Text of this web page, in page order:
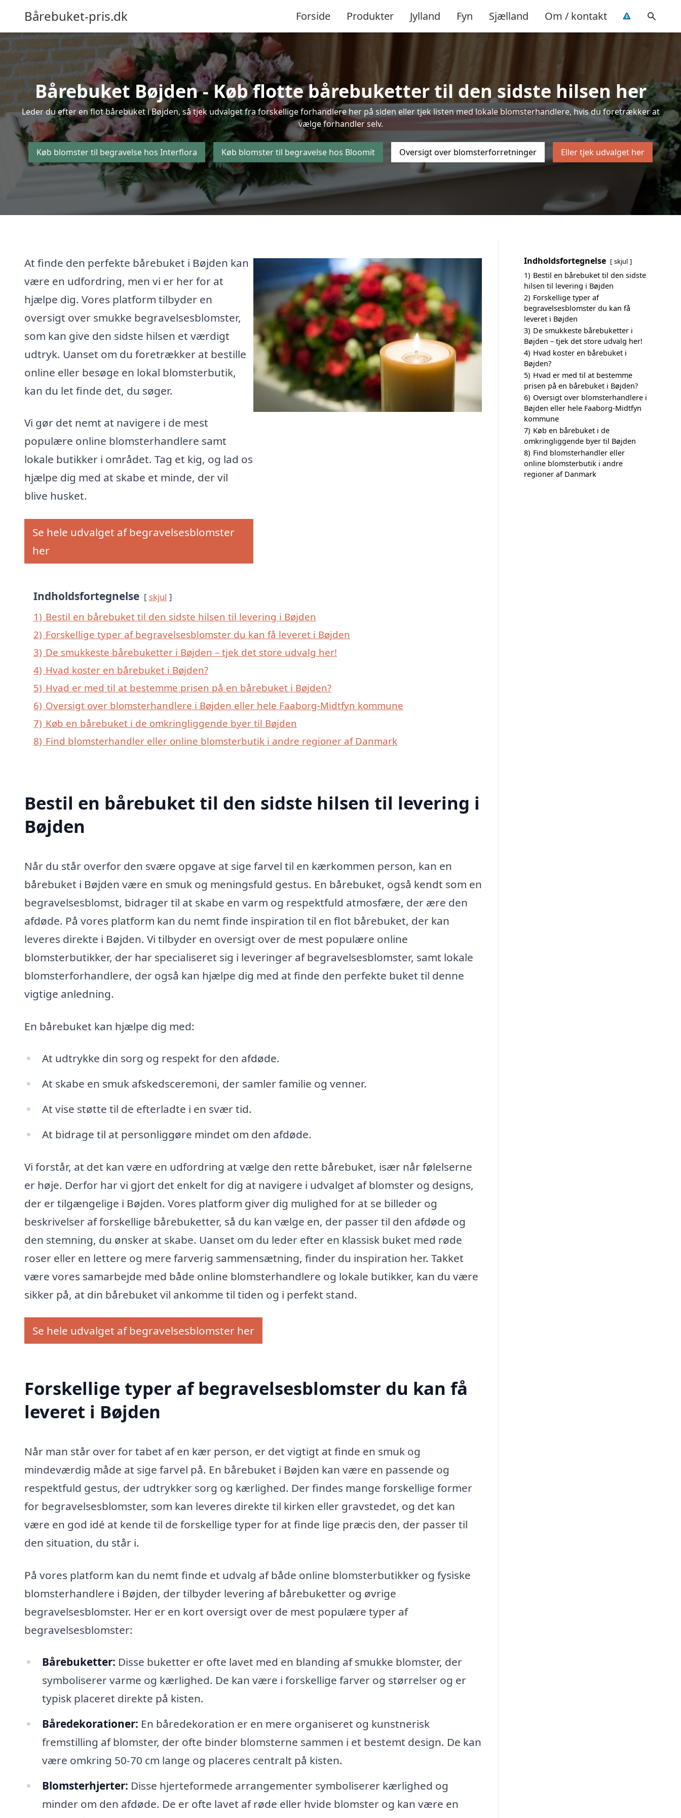
Bårebuket-pris.dk Forside Produkter Jylland Fyn Sjælland Om / kontakt
Bårebuket Bøjden - Køb flotte bårebuketter til den sidste hilsen her
Leder du efter en flot bårebuket i Bøjden, så tjek udvalget fra forskellige forhandlere her på siden eller tjek listen med lokale blomsterhandlere, hvis du foretrækker at
vælge forhandler selv.
Køb blomster til begravelse hos Interflora Køb blomster til begravelse hos Bloomit Oversigt over blomsterforretninger Eller tjek udvalget her
At finde den perfekte bårebuket i Bøjden kan
være en udfordring, men vi er her for at
hjælpe dig. Vores platform tilbyder en
oversigt over smukke begravelsesblomster,
som kan give den sidste hilsen et værdigt
udtryk. Uanset om du foretrækker at bestille
online eller besøge en lokal blomsterbutik,
kan du let finde det, du søger.
Vi gør det nemt at navigere i de mest
populære online blomsterhandlere samt
lokale butikker i området. Tag et kig, og lad os
hjælpe dig med at skabe et minde, der vil
blive husket.
Se hele udvalget af begravelsesblomster
her
Indholdsfortegnelse skjul
1) Bestil en bårebuket til den sidste hilsen til levering i Bøjden
2) Forskellige typer af begravelsesblomster du kan få leveret i Bøjden
3) De smukkeste bårebuketter i Bøjden – tjek det store udvalg her!
4) Hvad koster en bårebuket i Bøjden?
5) Hvad er med til at bestemme prisen på en bårebuket i Bøjden?
6) Oversigt over blomsterhandlere i Bøjden eller hele Faaborg-Midtfyn kommune
7) Køb en bårebuket i de omkringliggende byer til Bøjden
8) Find blomsterhandler eller online blomsterbutik i andre regioner af Danmark
Bestil en bårebuket til den sidste hilsen til levering i
Bøjden
Når du står overfor den svære opgave at sige farvel til en kærkommen person, kan en
bårebuket i Bøjden være en smuk og meningsfuld gestus. En bårebuket, også kendt som en
begravelsesblomst, bidrager til at skabe en varm og respektfuld atmosfære, der ære den
afdøde. På vores platform kan du nemt finde inspiration til en flot bårebuket, der kan
leveres direkte i Bøjden. Vi tilbyder en oversigt over de mest populære online
blomsterbutikker, der har specialiseret sig i leveringer af begravelsesblomster, samt lokale
blomsterforhandlere, der også kan hjælpe dig med at finde den perfekte buket til denne
vigtige anledning.
En bårebuket kan hjælpe dig med:
At udtrykke din sorg og respekt for den afdøde.
At skabe en smuk afskedsceremoni, der samler familie og venner.
At vise støtte til de efterladte i en svær tid.
At bidrage til at personliggøre mindet om den afdøde.
Vi forstår, at det kan være en udfordring at vælge den rette bårebuket, især når følelserne
er høje. Derfor har vi gjort det enkelt for dig at navigere i udvalget af blomster og designs,
der er tilgængelige i Bøjden. Vores platform giver dig mulighed for at se billeder og
beskrivelser af forskellige bårebuketter, så du kan vælge en, der passer til den afdøde og
den stemning, du ønsker at skabe. Uanset om du leder efter en klassisk buket med røde
roser eller en lettere og mere farverig sammensætning, finder du inspiration her. Takket
være vores samarbejde med både online blomsterhandlere og lokale butikker, kan du være
sikker på, at din bårebuket vil ankomme til tiden og i perfekt stand.
Se hele udvalget af begravelsesblomster her
Forskellige typer af begravelsesblomster du kan få
leveret i Bøjden
Når man står over for tabet af en kær person, er det vigtigt at finde en smuk og
mindeværdig måde at sige farvel på. En bårebuket i Bøjden kan være en passende og
respektfuld gestus, der udtrykker sorg og kærlighed. Der findes mange forskellige former
for begravelsesblomster, som kan leveres direkte til kirken eller gravstedet, og det kan
være en god idé at kende til de forskellige typer for at finde lige præcis den, der passer til
den situation, du står i.
På vores platform kan du nemt finde et udvalg af både online blomsterbutikker og fysiske
blomsterhandlere i Bøjden, der tilbyder levering af bårebuketter og øvrige
begravelsesblomster. Her er en kort oversigt over de mest populære typer af
begravelsesblomster:
Bårebuketter: Disse buketter er ofte lavet med en blanding af smukke blomster, der
symboliserer varme og kærlighed. De kan være i forskellige farver og størrelser og er
typisk placeret direkte på kisten.
Båredekorationer: En båredekoration er en mere organiseret og kunstnerisk
fremstilling af blomster, der ofte binder blomsterne sammen i et bestemt design. De kan
være omkring 50-70 cm lange og placeres centralt på kisten.
Blomsterhjerter: Disse hjerteformede arrangementer symboliserer kærlighed og
minder om den afdøde. De er ofte lavet af røde eller hvide blomster og kan være en
Indholdsfortegnelse skjul
1) Bestil en bårebuket til den sidste
hilsen til levering i Bøjden
2) Forskellige typer af
begravelsesblomster du kan få
leveret i Bøjden
3) De smukkeste bårebuketter i
Bøjden – tjek det store udvalg her!
4) Hvad koster en bårebuket i
Bøjden?
5) Hvad er med til at bestemme
prisen på en bårebuket i Bøjden?
6) Oversigt over blomsterhandlere i
Bøjden eller hele Faaborg-Midtfyn
kommune
7) Køb en bårebuket i de
omkringliggende byer til Bøjden
8) Find blomsterhandler eller
online blomsterbutik i andre
regioner af Danmark